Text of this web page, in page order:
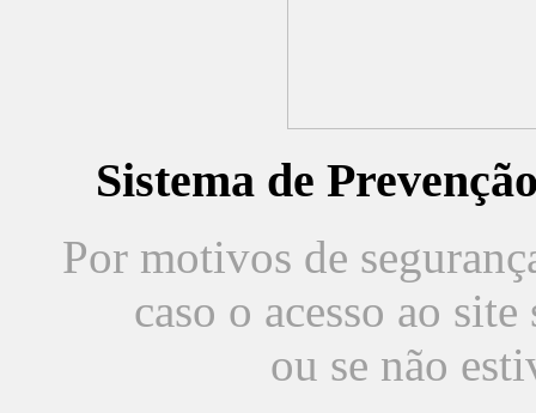
Sistema de
Por motivos de
caso o acesso ao
ou se não